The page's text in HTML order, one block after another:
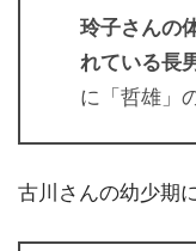
玲子さんの
れている長
に「哲雄」
古川さんの幼少期